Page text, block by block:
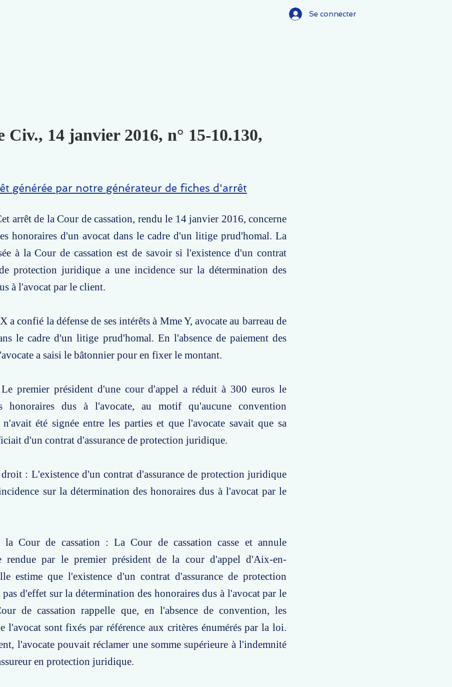
Se connecter
Civ., 14 janvier 2016, n° 15-10.130,
générée par notre générateur de fiches d'arrêt
arrêt de la Cour de cassation, rendu le 14 janvier 2016, concerne
honoraires d'un avocat dans le cadre d'un litige prud'homal. La
à la Cour de cassation est de savoir si l'existence d'un contrat
de protection juridique a une incidence sur la détermination des
à l'avocat par le client.
a confié la défense de ses intérêts à Mme Y, avocate au barreau de
le cadre d'un litige prud'homal. En l'absence de paiement des
a saisi le bâtonnier pour en fixer le montant.
premier président d'une cour d'appel a réduit à 300 euros le
honoraires dus à l'avocate, au motif qu'aucune convention
n'avait été signée entre les parties et que l'avocate savait que sa
d'un contrat d'assurance de protection juridique.
: L'existence d'un contrat d'assurance de protection juridique
sur la détermination des honoraires dus à l'avocat par le
la Cour de cassation : La Cour de cassation casse et annule
rendue par le premier président de la cour d'appel d'Aix-en-
estime que l'existence d'un contrat d'assurance de protection
d'effet sur la détermination des honoraires dus à l'avocat par le
de cassation rappelle que, en l'absence de convention, les
l'avocat sont fixés par référence aux critères énumérés par la loi.
l'avocate pouvait réclamer une somme supérieure à l'indemnité
en protection juridique.